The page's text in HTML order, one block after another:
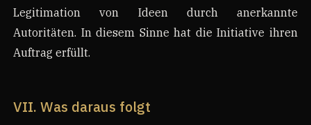
Legitimation von Ideen durch anerkannte
Autoritäten. In diesem Sinne hat die Initiative ihren
Auftrag erfüllt.
VII. Was daraus folgt